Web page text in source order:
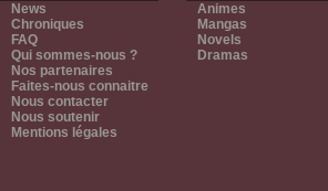
News
Chroniques
FAQ
Qui sommes-nous ?
Nos partenaires
Faites-nous connaitre
Nous contacter
Nous soutenir
Mentions légales
Animes
Mangas
Novels
Dramas